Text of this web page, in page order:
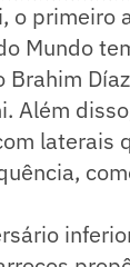
o primeiro
Mundo
Brahim
Além
laterais